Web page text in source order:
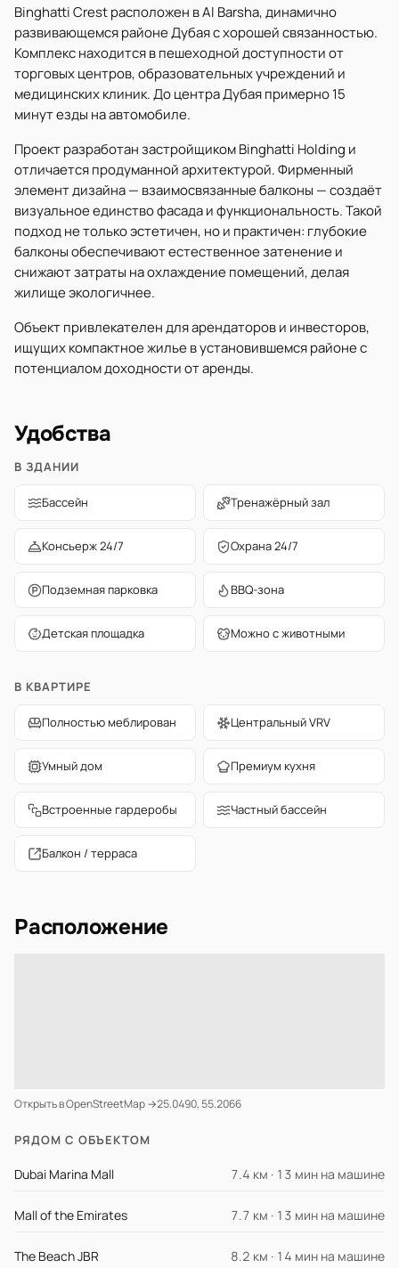
Binghatti Crest расположен в Al Barsha, динамично
развивающемся районе Дубая с хорошей связанностью.
Комплекс находится в пешеходной доступности от
торговых центров, образовательных учреждений и
медицинских клиник. До центра Дубая примерно 15
минут езды на автомобиле.
Проект разработан застройщиком Binghatti Holding и
отличается продуманной архитектурой. Фирменный
элемент дизайна — взаимосвязанные балконы — создаёт
визуальное единство фасада и функциональность. Такой
подход не только эстетичен, но и практичен: глубокие
балконы обеспечивают естественное затенение и
снижают затраты на охлаждение помещений, делая
жилище экологичнее.
Объект привлекателен для арендаторов и инвесторов,
ищущих компактное жилье в установившемся районе с
потенциалом доходности от аренды.
Удобства
В ЗДАНИИ
Бассейн Тренажёрный зал
Консьерж 24/7 Охрана 24/7
Подземная парковка BBQ-зона
Детская площадка Можно с животными
В КВАРТИРЕ
Полностью меблирован Центральный VRV
Умный дом Премиум кухня
Встроенные гардеробы Частный бассейн
Балкон / терраса
Расположение
Открыть в OpenStreetMap →25.0490, 55.2066
РЯДОМ С ОБЪЕКТОМ
Dubai Marina Mall 7.4 км · 13 мин на машине
Mall of the Emirates 7.7 км · 13 мин на машине
The Beach JBR 8.2 км · 14 мин на машине